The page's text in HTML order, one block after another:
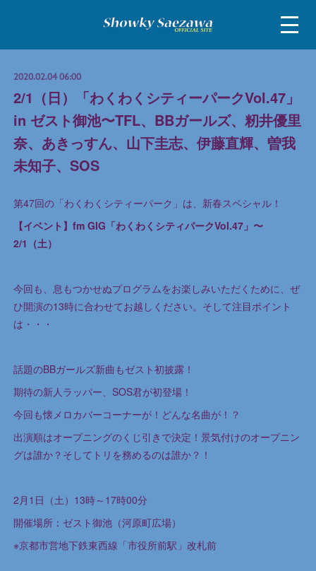
2020.02.04 06:00
2/1（日）「わくわくシティーパークVol.47」
in ゼスト御池〜TFL、BBガールズ、籾井優里
奈、あきっすん、山下圭志、伊藤直輝、曽我
未知子、SOS
第47回の「わくわくシティーパーク」は、新春スペシャル！
【イベント】fm GIG「わくわくシティパークVol.47」〜
2/1（土）
今回も、息もつかせぬプログラムをお楽しみいただくために、ぜ
ひ開演の13時に合わせてお越しください。そして注目ポイント
は・・・
話題のBBガールズ新曲もゼスト初披露！
期待の新人ラッパー、SOS君が初登場！
今回も懐メロカバーコーナーが！どんな名曲が！？
出演順はオープニングのくじ引きで決定！景気付けのオープニン
グは誰か？そしてトリを務めるのは誰か？！
2月1日（土）13時～17時00分
開催場所：ゼスト御池（河原町広場）
※京都市営地下鉄東西線「市役所前駅」改札前